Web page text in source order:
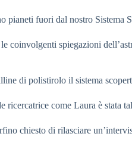
pianeti fuori dal nostro Sistema
coinvolgenti spiegazioni
di polistirolo il sistema
come Laura è stata
chiesto di rilasciare